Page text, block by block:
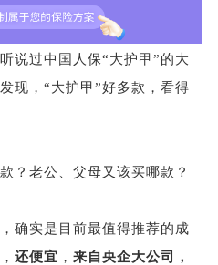
说过中国人保“大护甲”的大
现，“大护甲”好多款，看得
？老公、父母又该买哪款？
确实是目前最值得推荐的成
， 还便宜 ， 来自央企大公司，